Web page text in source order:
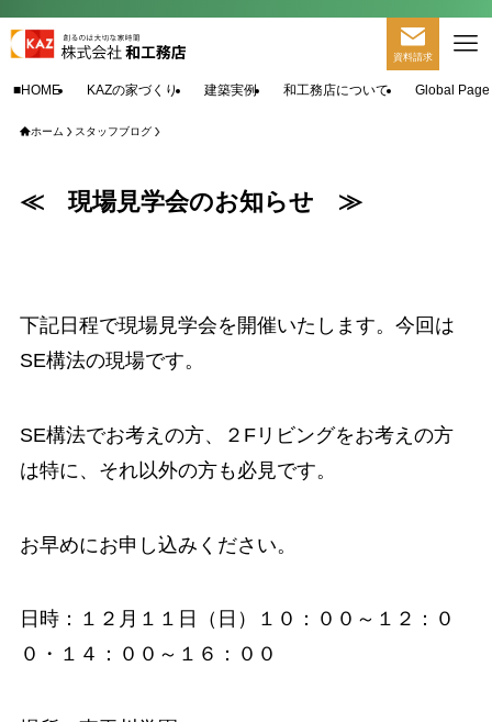
資料請求
■HOME KAZの家づくり 建築実例 和工務店について Global
ホーム スタッフブログ
≪ 現場見学会のお知らせ ≫
下記日程で現場見学会を開催いたします。今回は
SE構法の現場です。
SE構法でお考えの方、２Fリビングをお考えの方
は特に、それ以外の方も必見です。
お早めにお申し込みください。
日時：１２月１１日（日）１０：００～１２：０
０・１４：００～１６：００